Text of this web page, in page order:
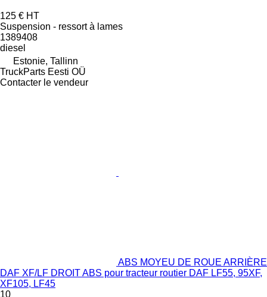
125 € HT
Suspension - ressort à lames
1389408
diesel
Estonie, Tallinn
TruckParts Eesti OÜ
Contacter le vendeur
ABS MOYEU DE ROUE ARRIÈRE
DAF XF/LF DROIT ABS pour tracteur routier DAF LF55, 95XF,
XF105, LF45
10